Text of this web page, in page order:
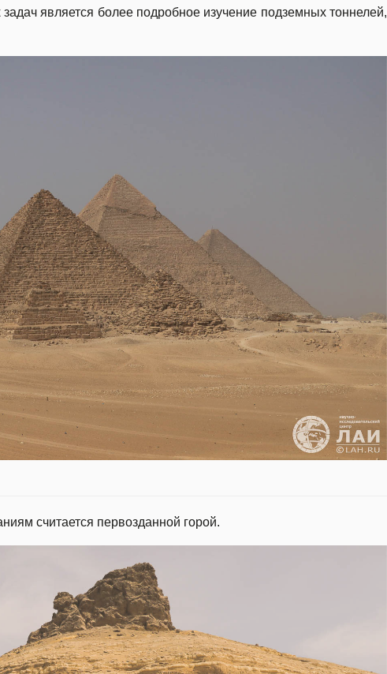
является более подробное изучение подземных тоннелей,
считается первозданной горой.